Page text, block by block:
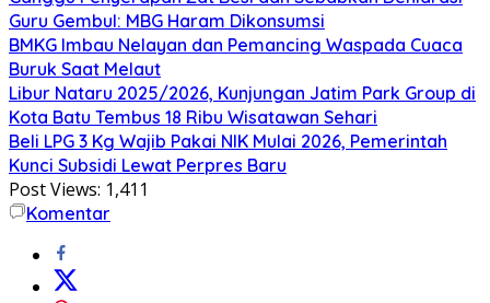
Guru Gembul: MBG Haram Dikonsumsi
BMKG Imbau Nelayan dan Pemancing Waspada Cuaca
Buruk Saat Melaut
Libur Nataru 2025/2026, Kunjungan Jatim Park Group di
Kota Batu Tembus 18 Ribu Wisatawan Sehari
Beli LPG 3 Kg Wajib Pakai NIK Mulai 2026, Pemerintah
Kunci Subsidi Lewat Perpres Baru
Post Views: 1,411
Komentar